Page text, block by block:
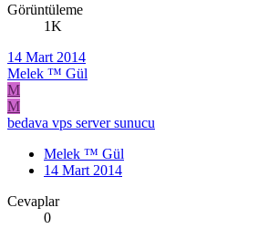
Görüntüleme
1K
14 Mart 2014
Melek ™ Gül
M
M
bedava vps server sunucu
Melek ™ Gül
14 Mart 2014
Cevaplar
0